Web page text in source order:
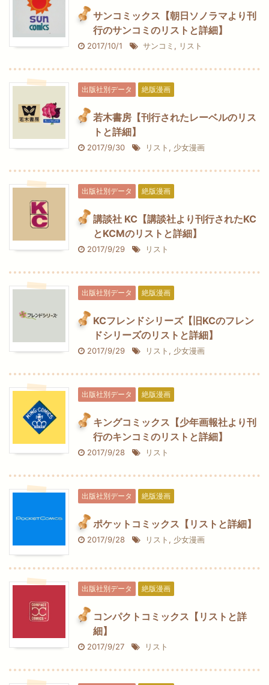
サンコミックス【朝日ソノラマより刊
行のサンコミのリストと詳細】
2017/10/1 サンコミ , リスト
出版社別データ 絶版漫画
若木書房【刊行されたレーベルのリス
トと詳細】
2017/9/30 リスト , 少女漫画
出版社別データ 絶版漫画
講談社 KC【講談社より刊行されたKC
とKCMのリストと詳細】
2017/9/29 リスト
出版社別データ 絶版漫画
KCフレンドシリーズ【旧KCのフレン
ドシリーズのリストと詳細】
2017/9/29 リスト , 少女漫画
出版社別データ 絶版漫画
キングコミックス【少年画報社より刊
行のキンコミのリストと詳細】
2017/9/28 リスト
出版社別データ 絶版漫画
ポケットコミックス【リストと詳細】
2017/9/28 リスト , 少女漫画
出版社別データ 絶版漫画
コンパクトコミックス【リストと詳
細】
2017/9/27 リスト